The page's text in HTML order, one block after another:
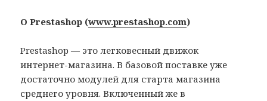
О Prestashop (www.prestashop.com)
Prestashop — это легковесный движок
интернет-магазина. В базовой поставке уже
достаточно модулей для старта магазина
среднего уровня. Включенный же в